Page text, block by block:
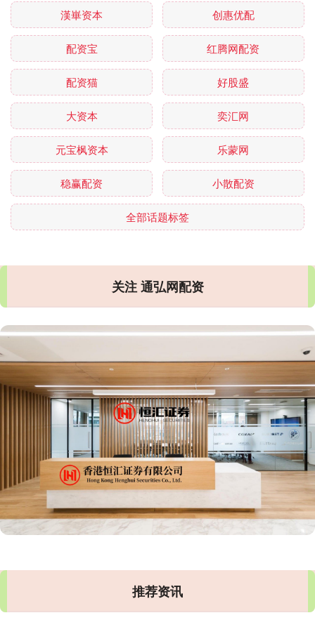
漢崋资本 创惠优配
配资宝 红腾网配资
配资猫 好股盛
大资本 奕汇网
元宝枫资本 乐蒙网
稳赢配资 小散配资
全部话题标签
关注 通弘网配资
推荐资讯